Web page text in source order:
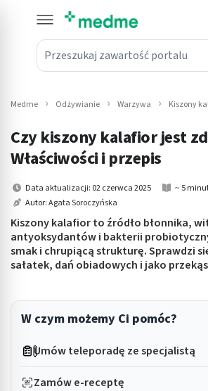
Przeszukaj zawartość portalu
submenu: Leki na receptę
submenu: Mama i dziecko
submenu: Kosmetyki
submenu: Higiena
submenu: Sprzęt medyczny
submenu: Wellness
Medme Odżywianie Warzywa Kiszony
Czy kiszony kalafior jest
Właściwości i przepis
Data aktualizacji: 02 czerwca 2025
~ 5
Autor:Agata Soroczyńska
Kiszony kalafior to źródło błonnika,
antyoksydantów i bakterii
smak i chrupiącą strukturę. Sprawdzi
sałatek, dań obiadowych i jako
W czym możemy Ci pomóc?
Umów teleporadę ze specjalistą
Zamów e-receptę